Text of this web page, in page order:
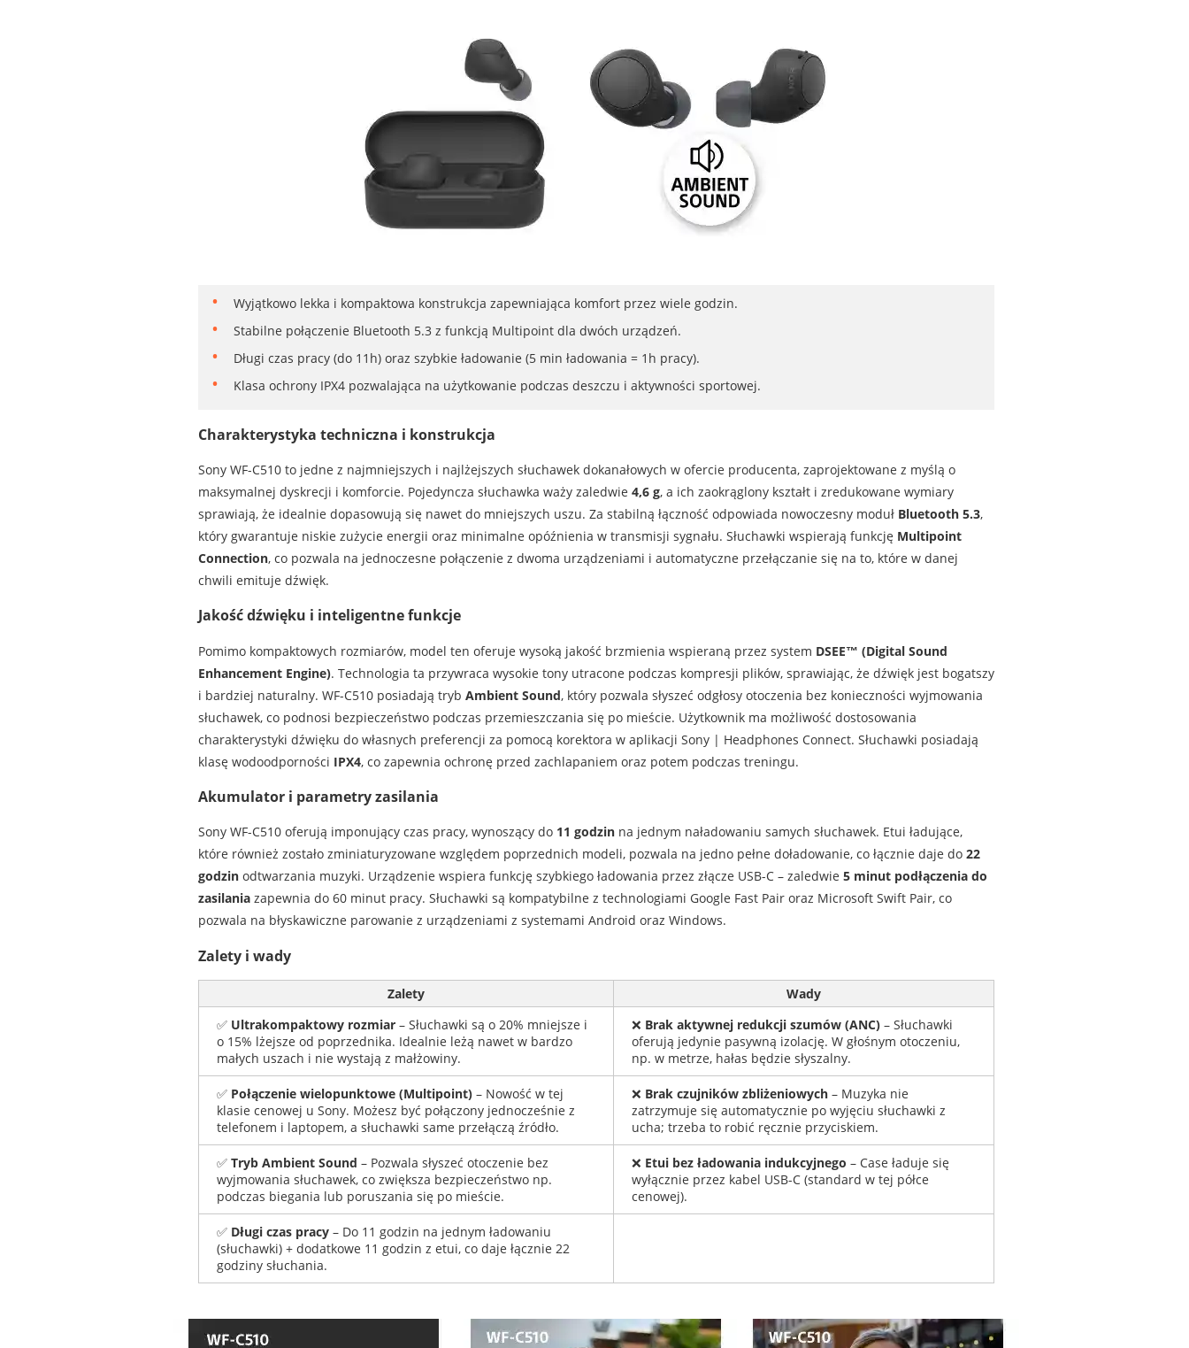
Wyjątkowo lekka i kompaktowa konstrukcja zapewniająca komfort przez wiele godzin.
Stabilne połączenie Bluetooth 5.3 z funkcją Multipoint dla dwóch urządzeń.
Długi czas pracy (do 11h) oraz szybkie ładowanie (5 min ładowania = 1h pracy).
Klasa ochrony IPX4 pozwalająca na użytkowanie podczas deszczu i aktywności sportowej.
Charakterystyka techniczna i konstrukcja
Sony WF-C510 to jedne z najmniejszych i najlżejszych słuchawek dokanałowych w ofercie producenta, zaprojektowane z myślą o
maksymalnej dyskrecji i komforcie. Pojedyncza słuchawka waży zaledwie 4,6 g, a ich zaokrąglony kształt i zredukowane wymiary
sprawiają, że idealnie dopasowują się nawet do mniejszych uszu. Za stabilną łączność odpowiada nowoczesny moduł Bluetooth 5.3,
który gwarantuje niskie zużycie energii oraz minimalne opóźnienia w transmisji sygnału. Słuchawki wspierają funkcję Multipoint
Connection, co pozwala na jednoczesne połączenie z dwoma urządzeniami i automatyczne przełączanie się na to, które w danej
chwili emituje dźwięk.
Jakość dźwięku i inteligentne funkcje
Pomimo kompaktowych rozmiarów, model ten oferuje wysoką jakość brzmienia wspieraną przez system DSEE™ (Digital Sound
Enhancement Engine). Technologia ta przywraca wysokie tony utracone podczas kompresji plików, sprawiając, że dźwięk jest bogatszy
i bardziej naturalny. WF-C510 posiadają tryb Ambient Sound, który pozwala słyszeć odgłosy otoczenia bez konieczności wyjmowania
słuchawek, co podnosi bezpieczeństwo podczas przemieszczania się po mieście. Użytkownik ma możliwość dostosowania
charakterystyki dźwięku do własnych preferencji za pomocą korektora w aplikacji Sony | Headphones Connect. Słuchawki posiadają
klasę wodoodporności IPX4, co zapewnia ochronę przed zachlapaniem oraz potem podczas treningu.
Akumulator i parametry zasilania
Sony WF-C510 oferują imponujący czas pracy, wynoszący do 11 godzinna jednym naładowaniu samych słuchawek. Etui ładujące,
które również zostało zminiaturyzowane względem poprzednich modeli, pozwala na jedno pełne doładowanie, co łącznie daje do 22
godzinodtwarzania muzyki. Urządzenie wspiera funkcję szybkiego ładowania przez złącze USB-C – zaledwie 5 minut podłączenia do
zasilaniazapewnia do 60 minut pracy. Słuchawki są kompatybilne z technologiami Google Fast Pair oraz Microsoft Swift Pair, co
pozwala na błyskawiczne parowanie z urządzeniami z systemami Android oraz Windows.
Zalety i wady
Zalety
Wady
✅ Ultrakompaktowy rozmiar– Słuchawki są o 20% mniejsze i
o 15% lżejsze od poprzednika. Idealnie leżą nawet w bardzo
małych uszach i nie wystają z małżowiny.
❌ Brak aktywnej redukcji szumów (ANC)– Słuchawki
oferują jedynie pasywną izolację. W głośnym otoczeniu,
np. w metrze, hałas będzie słyszalny.
✅ Połączenie wielopunktowe (Multipoint)– Nowość w tej
klasie cenowej u Sony. Możesz być połączony jednocześnie z
telefonem i laptopem, a słuchawki same przełączą źródło.
❌ Brak czujników zbliżeniowych– Muzyka nie
zatrzymuje się automatycznie po wyjęciu słuchawki z
ucha; trzeba to robić ręcznie przyciskiem.
✅ Tryb Ambient Sound – Pozwala słyszeć otoczenie bez
wyjmowania słuchawek, co zwiększa bezpieczeństwo np.
podczas biegania lub poruszania się po mieście.
❌ Etui bez ładowania indukcyjnego – Case ładuje się
wyłącznie przez kabel USB-C (standard w tej półce
cenowej).
✅ Długi czas pracy– Do 11 godzin na jednym ładowaniu
(słuchawki) + dodatkowe 11 godzin z etui, co daje łącznie 22
godziny słuchania.